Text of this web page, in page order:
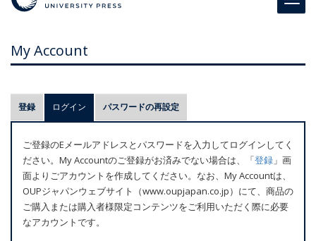
My Account
プ
ラ
マ
リ
ー
タ
ブ
登録 ログイン (アクティブなタブ)
パスワードの再設定
ご登録のEメールアドレスとパスワードを入力してログインしてく
ださい。My Accountのご登録がお済みでない場合は、「登録 」画
面よりごアカウントを作成してください。なお、My Accountは、
OUPジャパンウェブサイト（www.oupjapan.co.jp）にて、商品の
ご購入または購入者様限定コンテンツをご利用いただく際に必要
なアカウントです。